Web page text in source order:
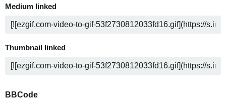
Medium linked
Thumbnail linked
BBCode